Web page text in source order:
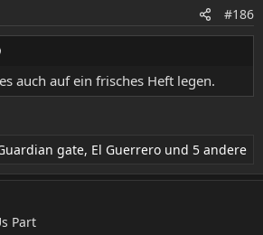
#186
auch auf ein frisches Heft legen.
gate, El Guerrero und 5 andere
Part